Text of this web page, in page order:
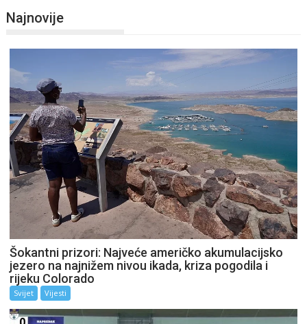
Najnovije
Šokantni prizori: Najveće američko akumulacijsko
jezero na najnižem nivou ikada, kriza pogodila i
rijeku Colorado
Svijet Vijesti